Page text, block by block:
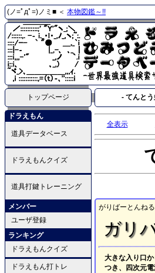
(ノ=ﾟдﾟ=)ノミ■ ＜ 本物図鑑～!!
トップページ - てんと
ドラえもん
道具データベース
ドラえもんクイズ
道具打鍵トレーニング
メンバー
ユーザ登録
ランキング
ドラえもんクイズ
ドラえもん打トレ
全表示
がりばーとんねる
ガリ
大きな入り口
つき、四次元